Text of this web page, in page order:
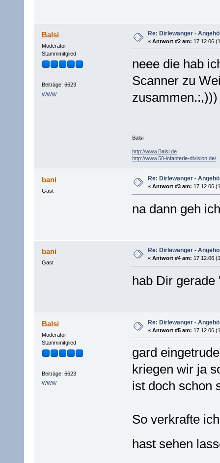
Balsi
Moderator
Stammmitglied
Beiträge: 6623
WWW
Re: Dirlewanger -
« Antwort #2 am: 17.12.06
neee die hab
Scanner zu
zusammen.:,)))
Balsi
http://www.Balsi.de
http://www.50-infanterie-division.de/
bani
Gast
Re: Dirlewanger -
« Antwort #3 am: 17.12.06
na dann geh
bani
Gast
Re: Dirlewanger -
« Antwort #4 am: 17.12.06
hab Dir gerade
Balsi
Moderator
Stammmitglied
Beiträge: 6623
WWW
Re: Dirlewanger -
« Antwort #5 am: 17.12.06
gard
kriegen wir ja
ist doch schon
So verkrafte
hast sehen